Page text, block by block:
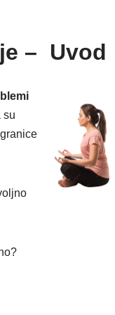
– Uvod
su